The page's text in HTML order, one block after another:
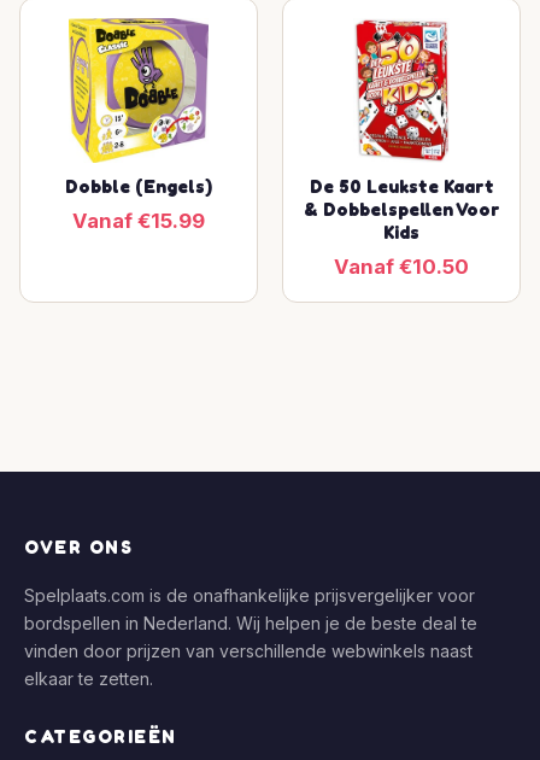
Dobble (Engels)
Vanaf €15.99
De 50 Leukste Kaart
& Dobbelspellen Voor
Kids
Vanaf €10.50
OVER ONS
Spelplaats.com is de onafhankelijke prijsvergelijker voor
bordspellen in Nederland. Wij helpen je de beste deal te
vinden door prijzen van verschillende webwinkels naast
elkaar te zetten.
CATEGORIEËN